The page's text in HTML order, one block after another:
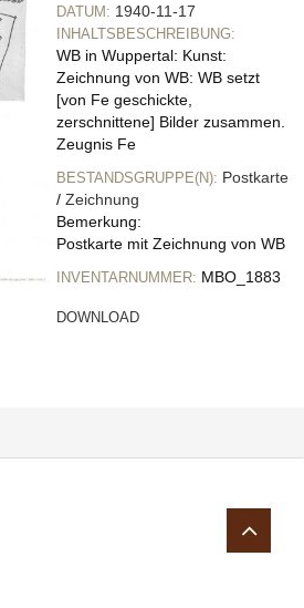
DATUM: 1940-11-17
INHALTSBESCHREIBUNG:
WB in Wuppertal: Kunst:
Zeichnung von WB: WB setzt
[von Fe geschickte,
zerschnittene] Bilder zusammen.
Zeugnis Fe
BESTANDSGRUPPE(N): Postkarte
/ Zeichnung
Bemerkung:
Postkarte mit Zeichnung von WB
INVENTARNUMMER: MBO_1883
DOWNLOAD